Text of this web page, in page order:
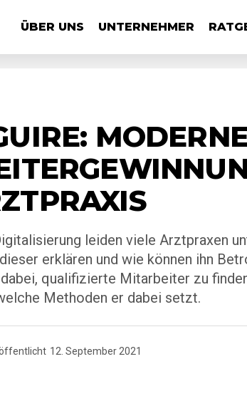
ÜBER UNS UNTERNEHMER
leiden viele Arztpraxen
erklären und wie können ihn
qualifizierte Mitarbeiter zu
Methoden er dabei setzt.
12. September 2021